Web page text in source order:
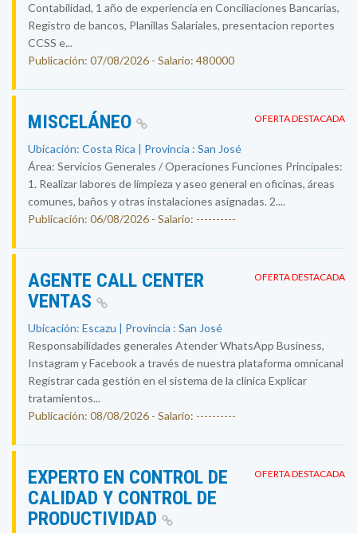
Contabilidad, 1 año de experiencia en Conciliaciones Bancarias,
Registro de bancos, Planillas Salariales, presentacion reportes
CCSS e...
Publicación: 07/08/2026 - Salario: 480000
OFERTA DESTACADA
MISCELÁNEO
Ubicación: Costa Rica | Provincia : San José
Área: Servicios Generales / Operaciones Funciones Principales:
1. Realizar labores de limpieza y aseo general en oficinas, áreas
comunes, baños y otras instalaciones asignadas. 2....
Publicación: 06/08/2026 - Salario: ----------
OFERTA DESTACADA
AGENTE CALL CENTER
VENTAS
Ubicación: Escazu | Provincia : San José
Responsabilidades generales Atender WhatsApp Business,
Instagram y Facebook a través de nuestra plataforma omnicanal
Registrar cada gestión en el sistema de la clínica Explicar
tratamientos...
Publicación: 08/08/2026 - Salario: ----------
OFERTA DESTACADA
EXPERTO EN CONTROL DE
CALIDAD Y CONTROL DE
PRODUCTIVIDAD